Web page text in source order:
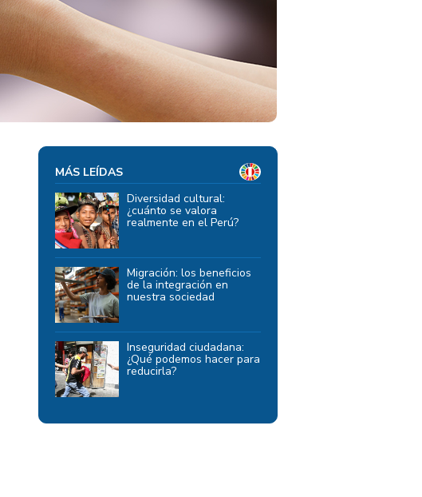
MÁS LEÍDAS
Diversidad cultural:
¿cuánto se valora
realmente en el Perú?
Migración: los beneficios
de la integración en
nuestra sociedad
Inseguridad ciudadana:
¿Qué podemos hacer para
reducirla?